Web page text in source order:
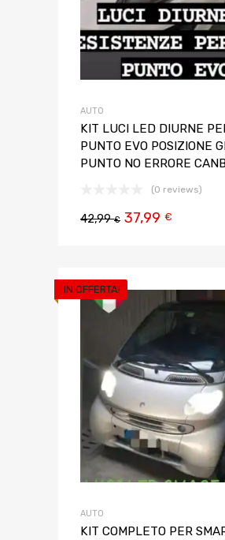
AUTO
KIT LUCI LED DIURNE
PUNTO EVO POSIZIONE
PUNTO NO ERRORE
(0 reviews)
42,99€ 37,99 €
IN OFFERTA!
AUTO
KIT COMPLETO PER